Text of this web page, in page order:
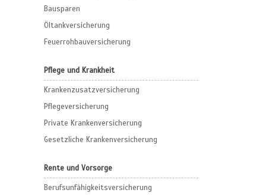
Bausparen
Öltankversicherung
Feuerrohbauversicherung
Pflege und Krankheit
Krankenzusatzversicherung
Pflegeversicherung
Private Krankenversicherung
Gesetzliche Krankenversicherung
Rente und Vorsorge
Berufs­unfähigkeitsversicherung